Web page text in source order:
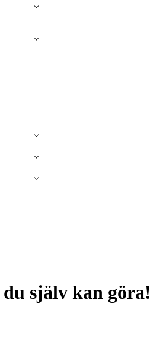
själv kan göra!